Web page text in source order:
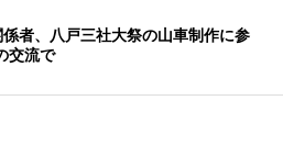
者、八戸三社大祭の山車制作に参
流で